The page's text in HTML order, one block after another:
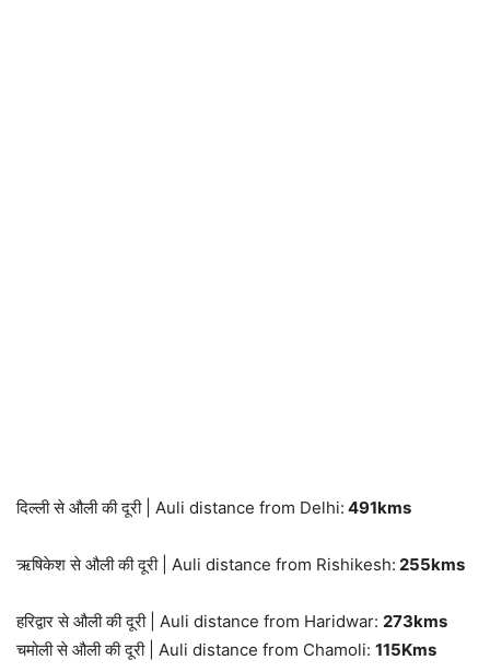
दिल्ली से औली की दूरी | Auli distance from Delhi: 491kms
ऋषिकेश से औली की दूरी | Auli distance from Rishikesh: 255kms
हरिद्वार से औली की दूरी | Auli distance from Haridwar: 273kms
चमोली से औली की दूरी | Auli distance from Chamoli: 115Kms